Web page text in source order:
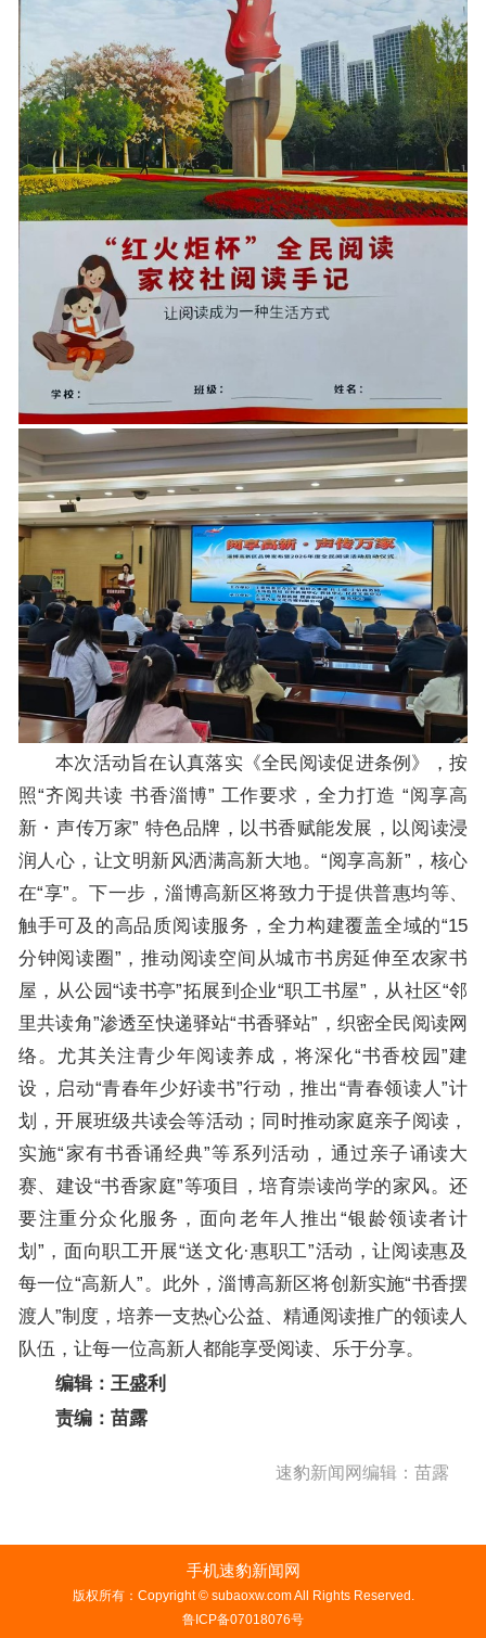
本次活动旨在认真落实《全民阅读促进条例》，按
照“齐阅共读 书香淄博” 工作要求，全力打造 “阅享高
新・声传万家” 特色品牌，以书香赋能发展，以阅读浸
润人心，让文明新风洒满高新大地。“阅享高新”，核心
在“享”。下一步，淄博高新区将致力于提供普惠均等、
触手可及的高品质阅读服务，全力构建覆盖全域的“15
分钟阅读圈”，推动阅读空间从城市书房延伸至农家书
屋，从公园“读书亭”拓展到企业“职工书屋”，从社区“邻
里共读角”渗透至快递驿站“书香驿站”，织密全民阅读网
络。尤其关注青少年阅读养成，将深化“书香校园”建
设，启动“青春年少好读书”行动，推出“青春领读人”计
划，开展班级共读会等活动；同时推动家庭亲子阅读，
实施“家有书香诵经典”等系列活动，通过亲子诵读大
赛、建设“书香家庭”等项目，培育崇读尚学的家风。还
要注重分众化服务，面向老年人推出“银龄领读者计
划”，面向职工开展“送文化·惠职工”活动，让阅读惠及
每一位“高新人”。此外，淄博高新区将创新实施“书香摆
渡人”制度，培养一支热心公益、精通阅读推广的领读人
队伍，让每一位高新人都能享受阅读、乐于分享。
编辑：王盛利
责编：苗露
速豹新闻网编辑：苗露
手机速豹新闻网
版权所有：Copyright © subaoxw.com All Rights Reserved.
鲁ICP备07018076号